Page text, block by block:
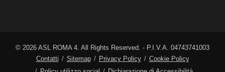
© 2026 ASL ROMA 4. All Rights Reserved. - P.I.V.A. 04743741003
Contatti
Sitemap Privacy Policy
Cookie Policy